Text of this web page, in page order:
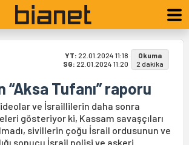
YT: 22.01.2024 11:18
SG: 22.01.2024 11:20
Okuma
2 dakika
“Aksa Tufanı” raporu
ve İsraillilerin daha sonra
gösteriyor ki, Kassam savaşçıları
sivillerin çoğu İsrail ordusunun ve
sonucu İsrail polisi ve askeri